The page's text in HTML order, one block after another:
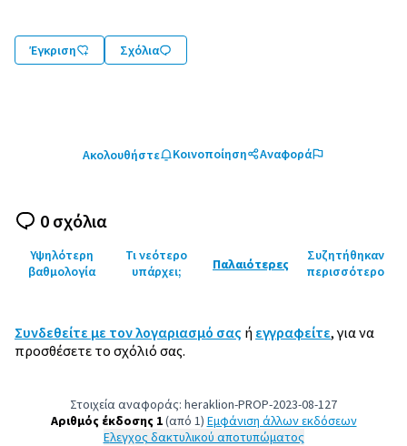
Έγκριση Σχόλια
Ακολουθήστε Κοινοποίηση Αναφορά
0 σχόλια
Υψηλότερη
βαθμολογία
Τι νεότερο
υπάρχει;
Παλαιότερες
Συζητήθηκαν
περισσότερο
Συνδεθείτε με τον λογαριασμό σας ή εγγραφείτε, για να
προσθέσετε το σχόλιό σας.
Στοιχεία αναφοράς: heraklion-PROP-2023-08-127
Αριθμός έκδοσης 1(από 1) εμφάνιση άλλων εκδόσεων
Έλεγχος δακτυλικού αποτυπώματος